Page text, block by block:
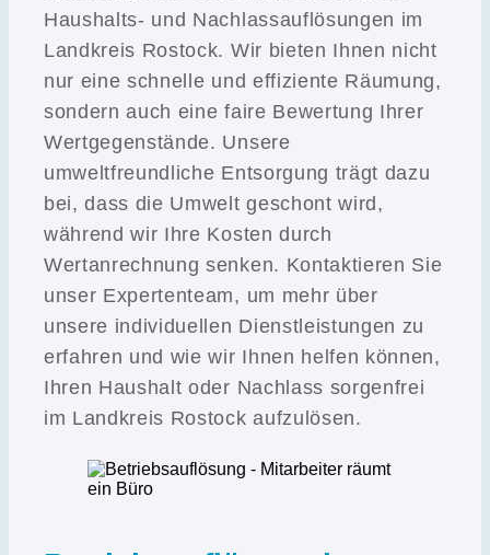
Haushalts- und Nachlassauflösungen im
Landkreis Rostock. Wir bieten Ihnen nicht
nur eine schnelle und effiziente Räumung,
sondern auch eine faire Bewertung Ihrer
Wertgegenstände. Unsere
umweltfreundliche Entsorgung trägt dazu
bei, dass die Umwelt geschont wird,
während wir Ihre Kosten durch
Wertanrechnung senken. Kontaktieren Sie
unser Expertenteam, um mehr über
unsere individuellen Dienstleistungen zu
erfahren und wie wir Ihnen helfen können,
Ihren Haushalt oder Nachlass sorgenfrei
im Landkreis Rostock aufzulösen.